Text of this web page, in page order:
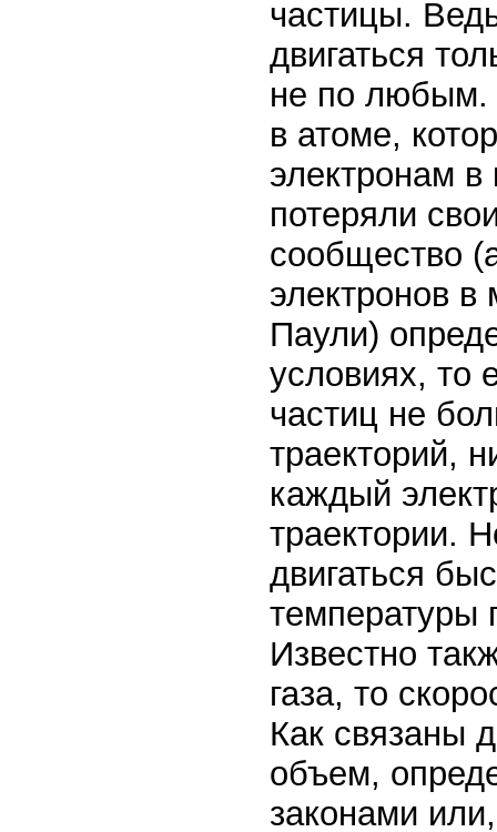
частицы.
двигаться
не по любым.
в атоме,
электронам в
потеряли
сообщество
электронов в
Паули)
условиях, то
частиц не
траекторий,
каждый
траектории.
двигаться
температуры
Известно
газа, то
Как связаны
объем,
законами